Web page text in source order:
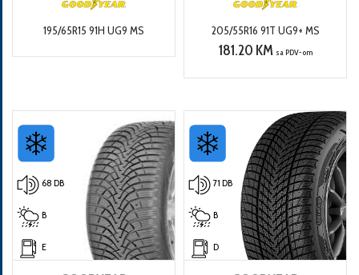
195/65R15 91H UG9 MS 205/55R16 91T UG9+ MS
181.20 KM sa PDV-om
68 DB
B
E
71 DB
B
D